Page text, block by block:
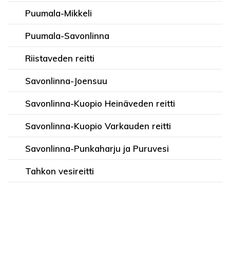
Puumala-Mikkeli
Puumala-Savonlinna
Riistaveden reitti
Savonlinna-Joensuu
Savonlinna-Kuopio Heinäveden reitti
Savonlinna-Kuopio Varkauden reitti
Savonlinna-Punkaharju ja Puruvesi
Tahkon vesireitti